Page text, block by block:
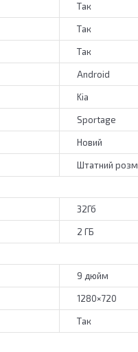
Так
Так
Так
Android
Kia
Sportage
Новий
Штатний
32Гб
2 ГБ
9 дюйм
1280×720
Так